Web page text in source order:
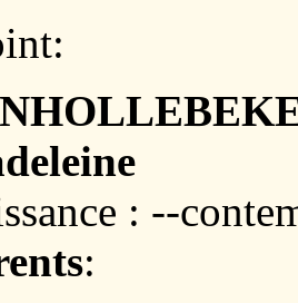
: --
: